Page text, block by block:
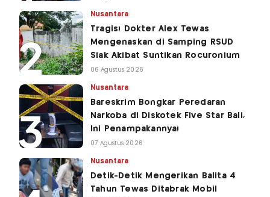
Nusantara
Tragis! Dokter Alex Tewas
Mengenaskan di Samping RSUD
Siak Akibat Suntikan Rocuronium
06 Agustus 2026
Nusantara
Bareskrim Bongkar Peredaran
Narkoba di Diskotek Five Star Bali,
Ini Penampakannya!
07 Agustus 2026
Nusantara
Detik-Detik Mengerikan Balita 4
Tahun Tewas Ditabrak Mobil